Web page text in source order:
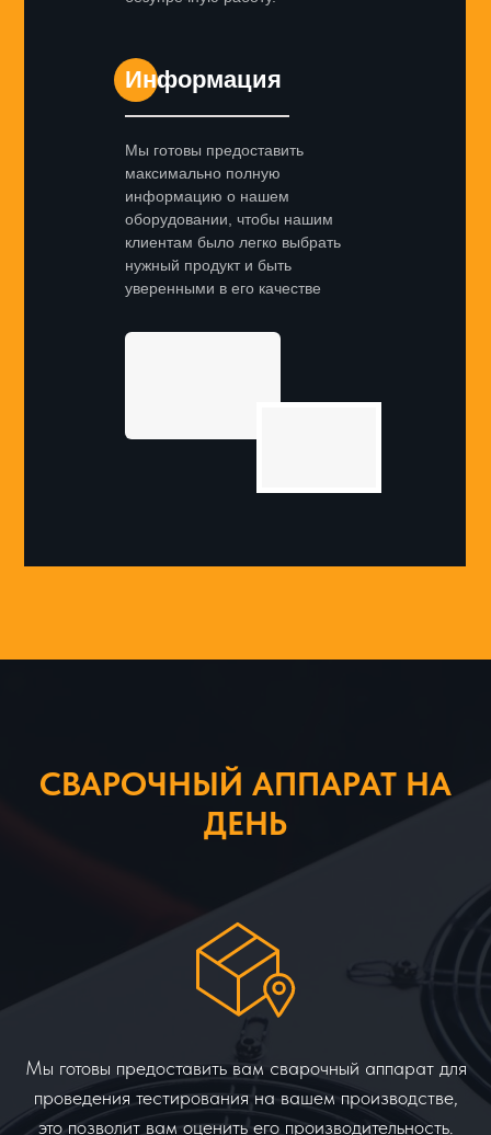
Мы готовы предоставить
максимально полную
информацию о нашем
оборудовании, чтобы нашим
клиентам было легко выбрать
нужный продукт и быть
уверенными в его качестве
Информация
СВАРОЧНЫЙ АППАРАТ НА
ДЕНЬ
Мы готовы предоставить вам сварочный аппарат для
проведения тестирования на вашем производстве,
это позволит вам оценить его производительность.